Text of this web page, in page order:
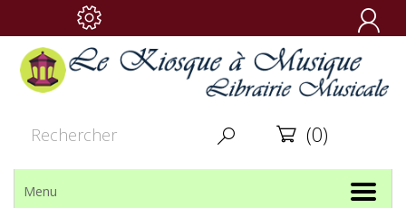

  (0)
Menu